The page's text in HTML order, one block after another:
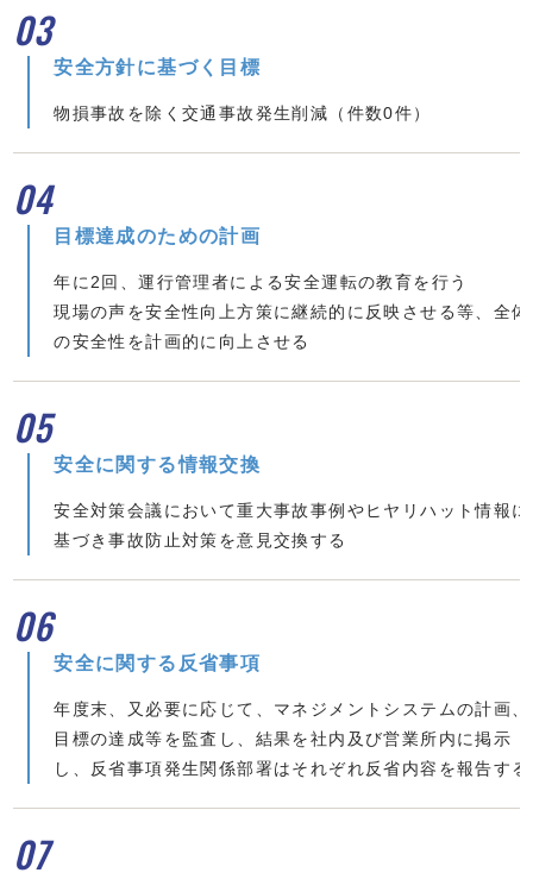
03
安全方針に基づく目標
物損事故を除く交通事故発生削減（件数0件）
04
目標達成のための計画
年に2回、運行管理者による安全運転の教育を行う
現場の声を安全性向上方策に継続的に反映させる等、全体
の安全性を計画的に向上させる
05
安全に関する情報交換
安全対策会議において重大事故事例やヒヤリハット情報に
基づき事故防止対策を意見交換する
06
安全に関する反省事項
年度末、又必要に応じて、マネジメントシステムの計画、
目標の達成等を監査し、結果を社内及び営業所内に掲示
し、反省事項発生関係部署はそれぞれ反省内容を報告する
07